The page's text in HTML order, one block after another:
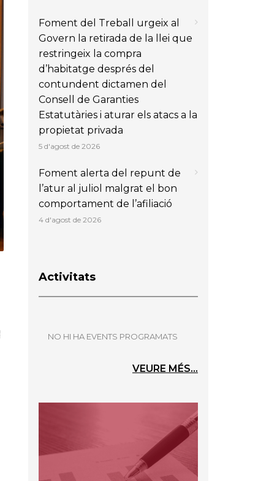
Foment del Treball urgeix al
Govern la retirada de la llei que
restringeix la compra
d’habitatge després del
contundent dictamen del
Consell de Garanties
Estatutàries i aturar els atacs a la
propietat privada
5 d'agost de 2026
Foment alerta del repunt de
l’atur al juliol malgrat el bon
comportament de l’afiliació
4 d'agost de 2026
Activitats
NO HI HA EVENTS PROGRAMATS
VEURE MÉS...